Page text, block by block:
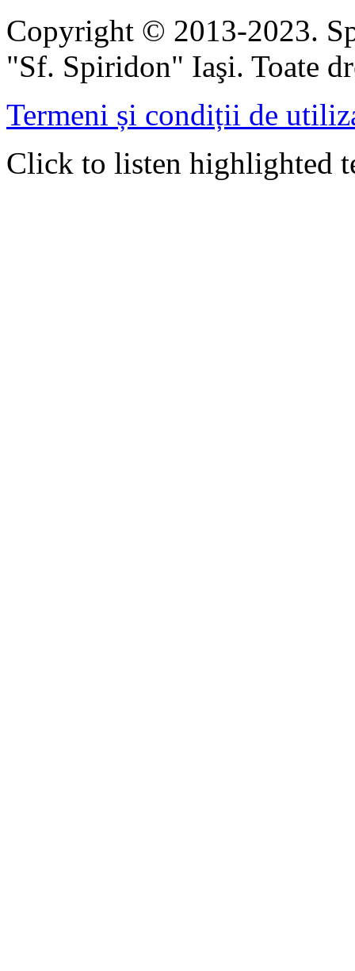
Copyright © 2013-2023.
"Sf. Spiridon" Iaşi. Toate
Termeni și condiții de
Click to listen highlighted